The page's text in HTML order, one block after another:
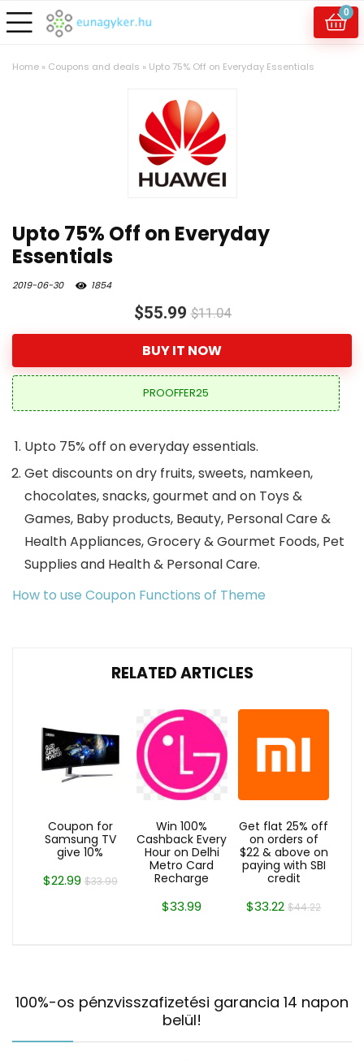
0
Home » Coupons and deals » Upto 75% Off on Everyday Essentials
Upto 75% Off on Everyday
Essentials
2019-06-30 1854
$55.99 $11.04
BUY IT NOW
PROOFFER25
Upto 75% off on everyday essentials.
Get discounts on dry fruits, sweets, namkeen,
chocolates, snacks, gourmet and on Toys &
Games, Baby products, Beauty, Personal Care &
Health Appliances, Grocery & Gourmet Foods, Pet
Supplies and Health & Personal Care.
How to use Coupon Functions of Theme
RELATED ARTICLES
Coupon for
Samsung TV
give 10%
$22.99 $33.99
Win 100%
Cashback Every
Hour on Delhi
Metro Card
Recharge
$33.99
Get flat 25% off
on orders of
$22 & above on
paying with SBI
credit
$33.22$44.22
100%-os pénzvisszafizetési garancia 14 napon
belül!